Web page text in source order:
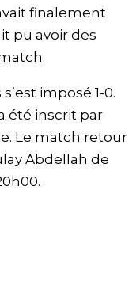
finalement
pu avoir des
imposé 1-0.
été inscrit par
Le match retour
Abdellah de